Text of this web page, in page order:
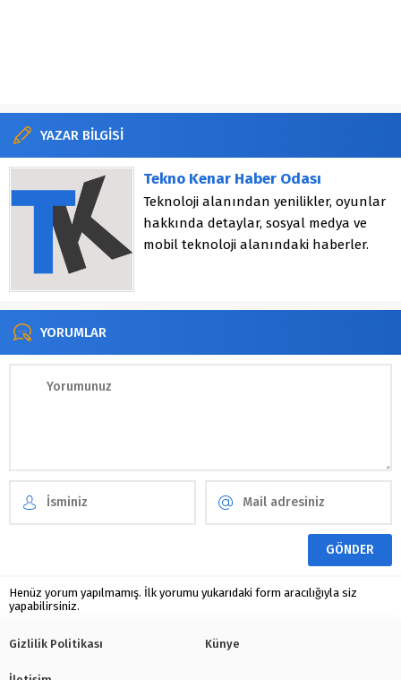
YAZAR BİLGİSİ
Tekno Kenar Haber Odası
Teknoloji alanından yenilikler, oyunlar
hakkında detaylar, sosyal medya ve
mobil teknoloji alanındaki haberler.
YORUMLAR
Henüz yorum yapılmamış. İlk yorumu yukarıdaki form aracılığıyla siz
yapabilirsiniz.
Gizlilik Politikası Künye